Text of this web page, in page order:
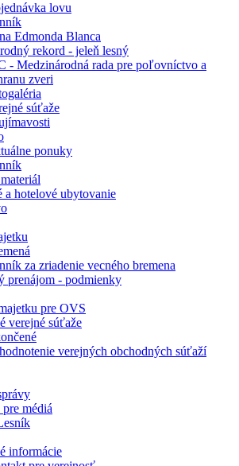
lovu
Edmonda Blanca
rekord - jeleň lesný
- Medzinárodná rada pre poľovníctvo a
zveri
súťaže
ponuky
a hotelové ubytovanie
za zriadenie vecného bremena
prenájom - podmienky
pre OVS
verejné súťaže
verejných obchodných súťaží
médiá
informácie